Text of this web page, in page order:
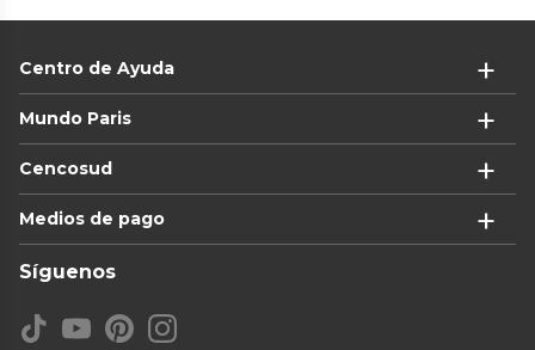
Centro de Ayuda
Mundo Paris
Cencosud
Medios de pago
Síguenos